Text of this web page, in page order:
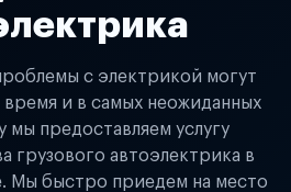
с электрикой могут
время и в самых неожиданных
мы предоставляем услугу
грузового автоэлектрика в
Мы быстро приедем на место